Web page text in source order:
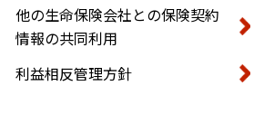
他の生命保険会社との保険契約
情報の共同利用
利益相反管理方針